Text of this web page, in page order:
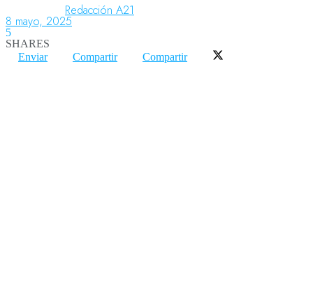
Aeropuertos
Columnistas
Redacción A21
8 mayo, 2025
5
SHARES
Enviar
Compartir Compartir